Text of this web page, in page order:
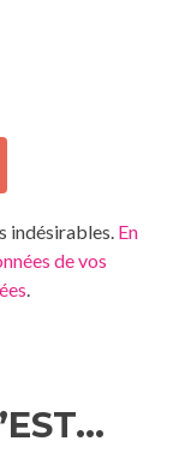
indésirables. En
de vos
.